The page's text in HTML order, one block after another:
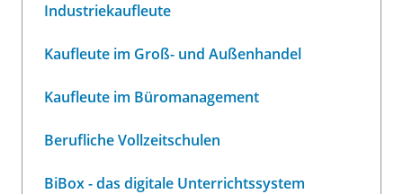
Industriekaufleute
Kaufleute im Groß- und Außenhandel
Kaufleute im Büromanagement
Berufliche Vollzeitschulen
BiBox - das digitale Unterrichtssystem